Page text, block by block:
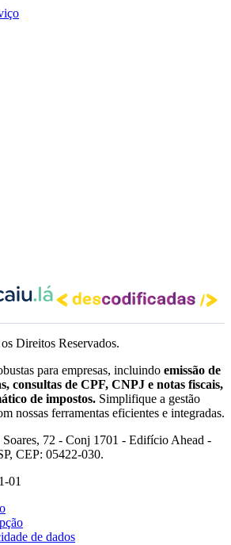
Direitos Reservados.
para empresas, incluindo emissão de
consultas de CPF, CNPJ e notas fiscais,
de impostos. Simplifique a gestão
nossas ferramentas eficientes e integradas.
72 - Conj 1701 - Edifício Ahead -
CEP: 05422-030.
01
de dados